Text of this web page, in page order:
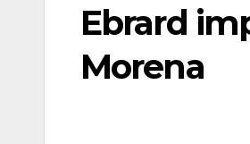
Ebrard
Morena